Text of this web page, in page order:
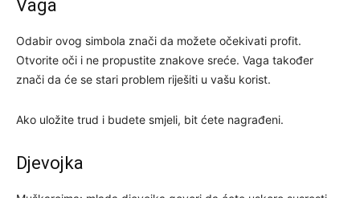
Vaga
Odabir ovog simbola znači da možete očekivati ​​profit.
Otvorite oči i ne propustite znakove sreće. Vaga također
znači da će se stari problem riješiti u vašu korist.
Ako uložite trud i budete smjeli, bit ćete nagrađeni.
Djevojka